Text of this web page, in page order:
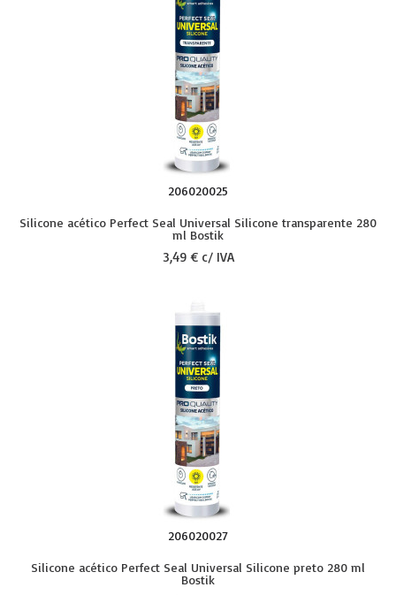
206020025
Silicone acético Perfect Seal Universal Silicone transparente 280
ml Bostik
3,49 € c/ IVA
206020027
Silicone acético Perfect Seal Universal Silicone preto 280 ml
Bostik